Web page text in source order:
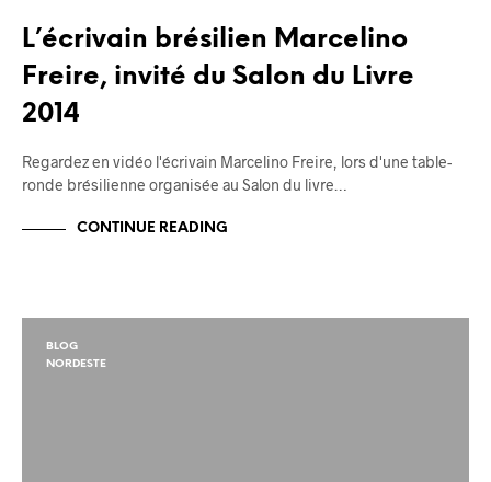
L’écrivain brésilien Marcelino
Freire, invité du Salon du Livre
2014
Regardez en vidéo l'écrivain Marcelino Freire, lors d'une table-
ronde brésilienne organisée au Salon du livre…
CONTINUE READING
BLOG
NORDESTE